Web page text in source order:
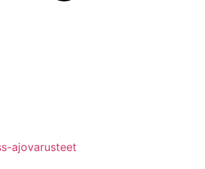
ajovarusteet